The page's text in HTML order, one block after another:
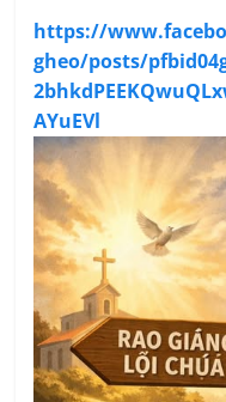
https://
gheo/posts/
AYuEVl